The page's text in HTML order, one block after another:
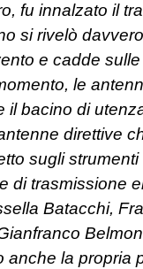
fu innalzato il
si rivelò
e cadde
le
il bacino di
direttive
sugli
di trasmissione
Batacchi,
anche la propria